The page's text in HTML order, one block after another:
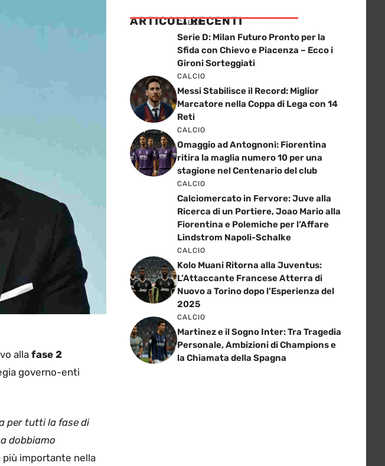
alla fase 2
governo-enti
per tutti la fase di
dobbiamo
più importante nella
ARTICOLI RECENTI
CALCIO
Serie D: Milan Futuro Pronto per la
Sfida con Chievo e Piacenza – Ecco i
Gironi Sorteggiati
CALCIO
Messi Stabilisce il Record: Miglior
Marcatore nella Coppa di Lega con 14
Reti
CALCIO
Omaggio ad Antognoni: Fiorentina
ritira la maglia numero 10 per una
stagione nel Centenario del club
CALCIO
Calciomercato in Fervore: Juve alla
Ricerca di un Portiere, Joao Mario alla
Fiorentina e Polemiche per l’Affare
Lindstrom Napoli-Schalke
CALCIO
Kolo Muani Ritorna alla Juventus:
L’Attaccante Francese Atterra di
Nuovo a Torino dopo l’Esperienza del
2025
CALCIO
Martinez e il Sogno Inter: Tra Tragedia
Personale, Ambizioni di Champions e
la Chiamata della Spagna